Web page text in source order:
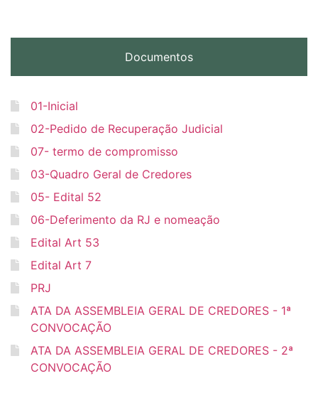
Documentos
01-Inicial
02-Pedido de Recuperação Judicial
07- termo de compromisso
03-Quadro Geral de Credores
05- Edital 52
06-Deferimento da RJ e nomeação
Edital Art 53
Edital Art 7
PRJ
ATA DA ASSEMBLEIA GERAL DE CREDORES - 1ª
CONVOCAÇÃO
ATA DA ASSEMBLEIA GERAL DE CREDORES - 2ª
CONVOCAÇÃO